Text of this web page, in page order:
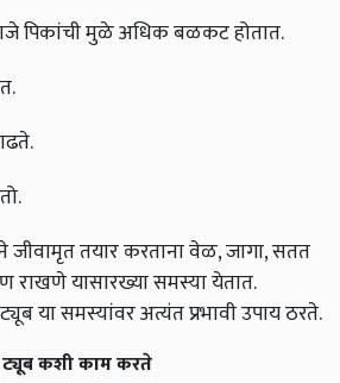
पिकांची मुळे अधिक बळकट होतात.
जीवामृत तयार करताना वेळ, जागा, सतत
राखणे यासारख्या समस्या येतात.
या समस्यांवर अत्यंत प्रभावी उपाय ठरते.
कशी काम करते